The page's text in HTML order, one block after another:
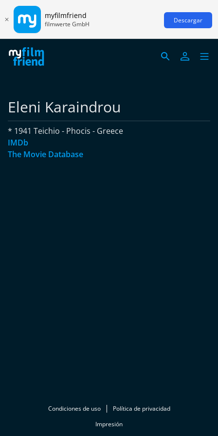
myfilmfriend
filmwerte GmbH Descargar
Eleni Karaindrou
* 1941 Teichio - Phocis - Greece
IMDb
The Movie Database
Condiciones de uso
Política de privacidad
Impresión